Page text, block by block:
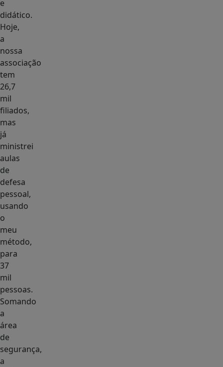
e
didático.
Hoje,
a
nossa
associação
tem
26,7
mil
filiados,
mas
já
ministrei
aulas
de
defesa
pessoal,
usando
o
meu
método,
para
37
mil
pessoas.
Somando
a
área
de
segurança,
a